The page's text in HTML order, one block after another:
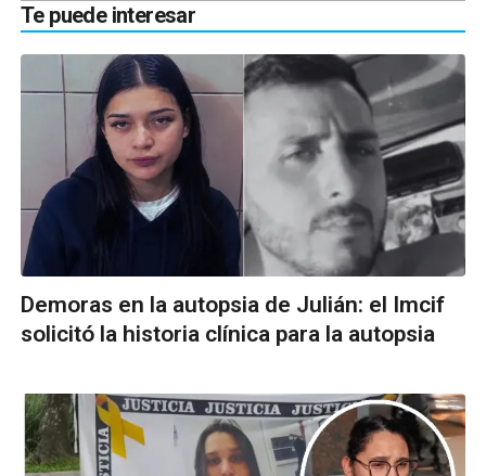
Te puede interesar
Demoras en la autopsia de Julián: el Imcif
solicitó la historia clínica para la autopsia